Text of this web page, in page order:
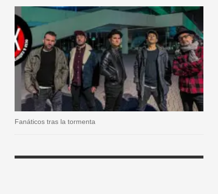
Fanáticos tras la tormenta